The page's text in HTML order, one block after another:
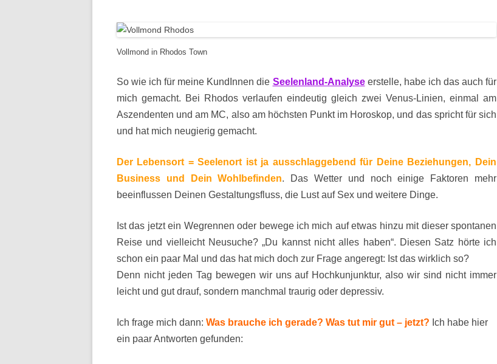
Vollmond in Rhodos Town
So wie ich für meine KundInnen die Seelenland-Analyseerstelle, habe ich das auch für
mich gemacht. Bei Rhodos verlaufen eindeutig gleich zwei Venus-Linien, einmal am
Aszendenten und am MC, also am höchsten Punkt im Horoskop, und das spricht für sich
und hat mich neugierig gemacht.
Der Lebensort = Seelenort ist ja ausschlaggebend für Deine Beziehungen, Dein
Business und Dein Wohlbefinden. Das Wetter und noch einige Faktoren mehr
beeinflussen Deinen Gestaltungsfluss, die Lust auf Sex und weitere Dinge.
Ist das jetzt ein Wegrennen oder bewege ich mich auf etwas hinzu mit dieser spontanen
Reise und vielleicht Neusuche? „Du kannst nicht alles haben“. Diesen Satz hörte ich
schon ein paar Mal und das hat mich doch zur Frage angeregt: Ist das wirklich so?
Denn nicht jeden Tag bewegen wir uns auf Hochkunjunktur, also wir sind nicht immer
leicht und gut drauf, sondern manchmal traurig oder depressiv.
Ich frage mich dann: Was brauche ich gerade? Was tut mir gut – jetzt? Ich habe hier
ein paar Antworten gefunden: